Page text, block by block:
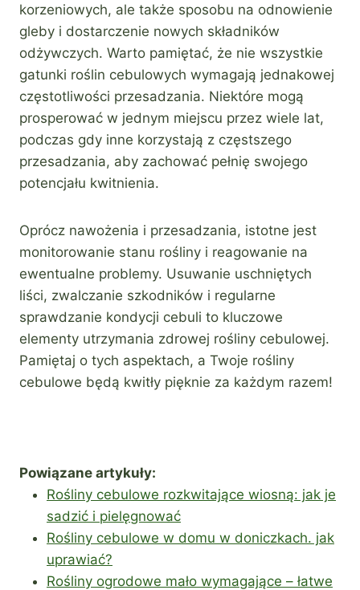
korzeniowych, ale także sposobu na odnowienie
gleby i dostarczenie nowych składników
odżywczych. Warto pamiętać, że nie wszystkie
gatunki roślin cebulowych wymagają jednakowej
częstotliwości przesadzania. Niektóre mogą
prosperować w jednym miejscu przez wiele lat,
podczas gdy inne korzystają z częstszego
przesadzania, aby zachować pełnię swojego
potencjału kwitnienia.
Oprócz nawożenia i przesadzania, istotne jest
monitorowanie stanu rośliny i reagowanie na
ewentualne problemy. Usuwanie uschniętych
liści, zwalczanie szkodników i regularne
sprawdzanie kondycji cebuli to kluczowe
elementy utrzymania zdrowej rośliny cebulowej.
Pamiętaj o tych aspektach, a Twoje rośliny
cebulowe będą kwitły pięknie za każdym razem!
Powiązane artykuły:
Rośliny cebulowe rozkwitające wiosną: jak je
sadzić i pielęgnować
Rośliny cebulowe w domu w doniczkach. jak
uprawiać?
Rośliny ogrodowe mało wymagające – łatwe